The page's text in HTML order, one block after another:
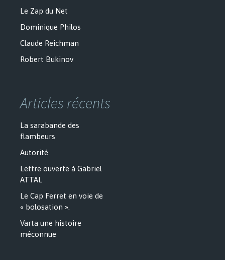
Le Zap du Net
Dominique Philos
Claude Reichman
Robert Bukinov
Articles récents
La sarabande des
flambeurs
Autorité
Lettre ouverte à Gabriel
ATTAL
Le Cap Ferret en voie de
« bolosation ».
Varta une histoire
méconnue